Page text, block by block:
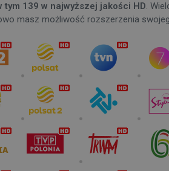
tym 139 w najwyższej jakości HD.
masz możliwość rozszerzenia